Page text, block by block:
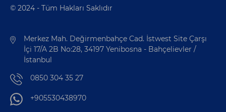
© 2024 - Tüm Hakları Saklıdır
Merkez Mah. Değirmenbahçe Cad. İstwest Site Çarşı
İçi 17/A 2B No:28, 34197 Yenibosna - Bahçelievler /
İstanbul
0850 304 35 27
+905530438970